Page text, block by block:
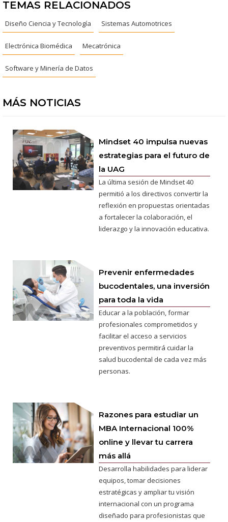
TEMAS RELACIONADOS
Diseño Ciencia y Tecnología Sistemas Automotrices
Electrónica Biomédica Mecatrónica
Software y Minería de Datos
MÁS NOTICIAS
Mindset 40 impulsa nuevas
estrategias para el futuro de
la UAG
La última sesión de Mindset 40
permitió a los directivos convertir la
reflexión en propuestas orientadas
a fortalecer la colaboración, el
liderazgo y la innovación educativa.
Prevenir enfermedades
bucodentales, una inversión
para toda la vida
Educar a la población, formar
profesionales comprometidos y
facilitar el acceso a servicios
preventivos permitirá cuidar la
salud bucodental de cada vez más
personas.
Razones para estudiar un
MBA Internacional 100%
online y llevar tu carrera
más allá
Desarrolla habilidades para liderar
equipos, tomar decisiones
estratégicas y ampliar tu visión
internacional con un programa
diseñado para profesionistas que